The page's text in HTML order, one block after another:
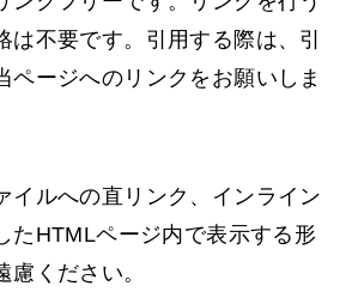
は不要です。引用する際は、引
ページへのリンクをお願いしま
イルへの直リンク、インライン
たHTMLページ内で表示する形
慮ください。